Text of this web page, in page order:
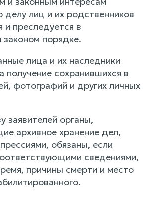
лиц и их родственников
и преследуется в
законом порядке.
лица и их наследники
получение сохранившихся в
фотографий и других личных
заявителей органы,
архивное хранение дел,
обязаны, если
сведениями,
причины смерти и место